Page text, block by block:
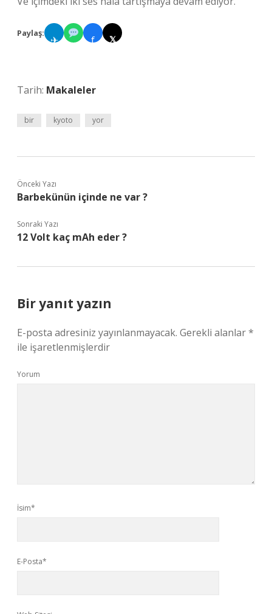
Paylaş:
✈ f 𝕏
Tarih: Makaleler
bir kyoto yor
Önceki Yazı
Barbekünün içinde ne var ?
Sonraki Yazı
12 Volt kaç mAh eder ?
Bir yanıt yazın
E-posta adresiniz yayınlanmayacak. Gerekli alanlar*
ile işaretlenmişlerdir
Yorum
İsim*
E-Posta*